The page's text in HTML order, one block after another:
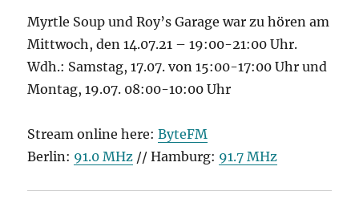
Myrtle Soup und Roy’s Garage war zu hören am
Mittwoch, den 14.07.21 – 19:00-21:00 Uhr.
Wdh.: Samstag, 17.07. von 15:00-17:00 Uhr und
Montag, 19.07. 08:00-10:00 Uhr
Stream online here:ByteFM
Berlin: 91.0 MHz // Hamburg: 91.7 MHz